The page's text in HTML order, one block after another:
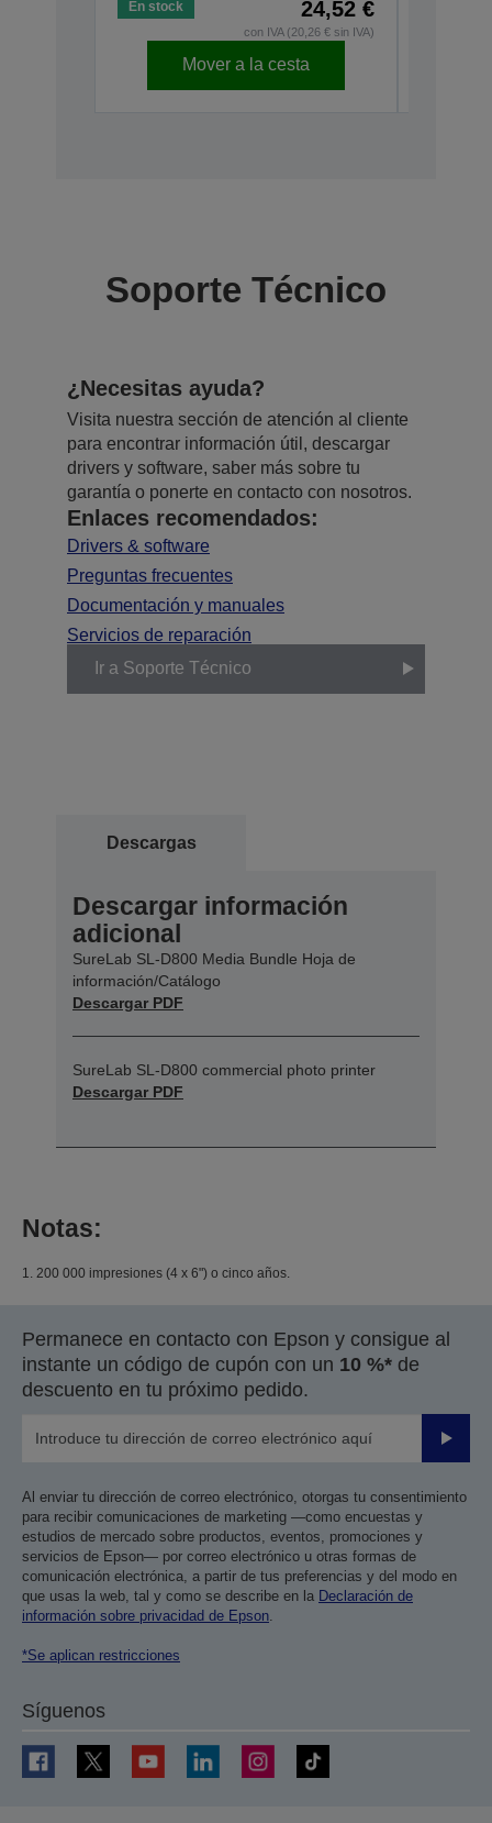
En stock 24,52 €
con IVA (20,26 € sin IVA)
Mover a la cesta
Soporte Técnico
¿Necesitas ayuda?
Visita nuestra sección de atención al cliente
para encontrar información útil, descargar
drivers y software, saber más sobre tu
garantía o ponerte en contacto con nosotros.
Enlaces recomendados:
Drivers & software
Preguntas frecuentes
Documentación y manuales
Servicios de reparación
Ir a Soporte Técnico
Descargas
Descargar información
adicional
SureLab SL-D800 Media Bundle Hoja de
información/Catálogo
Descargar PDF
SureLab SL-D800 commercial photo printer
Descargar PDF
Notas:
1. 200 000 impresiones (4 x 6") o cinco años.
Permanece en contacto con Epson y consigue al
instante un código de cupón con un 10 %* de
descuento en tu próximo pedido.
Enviar
Al enviar tu dirección de correo electrónico, otorgas tu consentimiento
para recibir comunicaciones de marketing —como encuestas y
estudios de mercado sobre productos, eventos, promociones y
servicios de Epson— por correo electrónico u otras formas de
comunicación electrónica, a partir de tus preferencias y del modo en
que usas la web, tal y como se describe en la Declaración de
información sobre privacidad de Epson
*Se aplican restricciones
Síguenos